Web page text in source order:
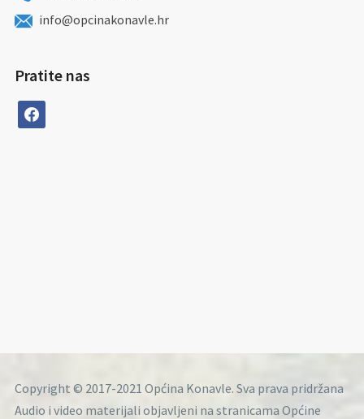
info@opcinakonavle.hr
Pratite nas
facebook
Copyright © 2017-2021 Općina Konavle. Sva prava pridržana
Audio i video materijali objavljeni na stranicama Općine